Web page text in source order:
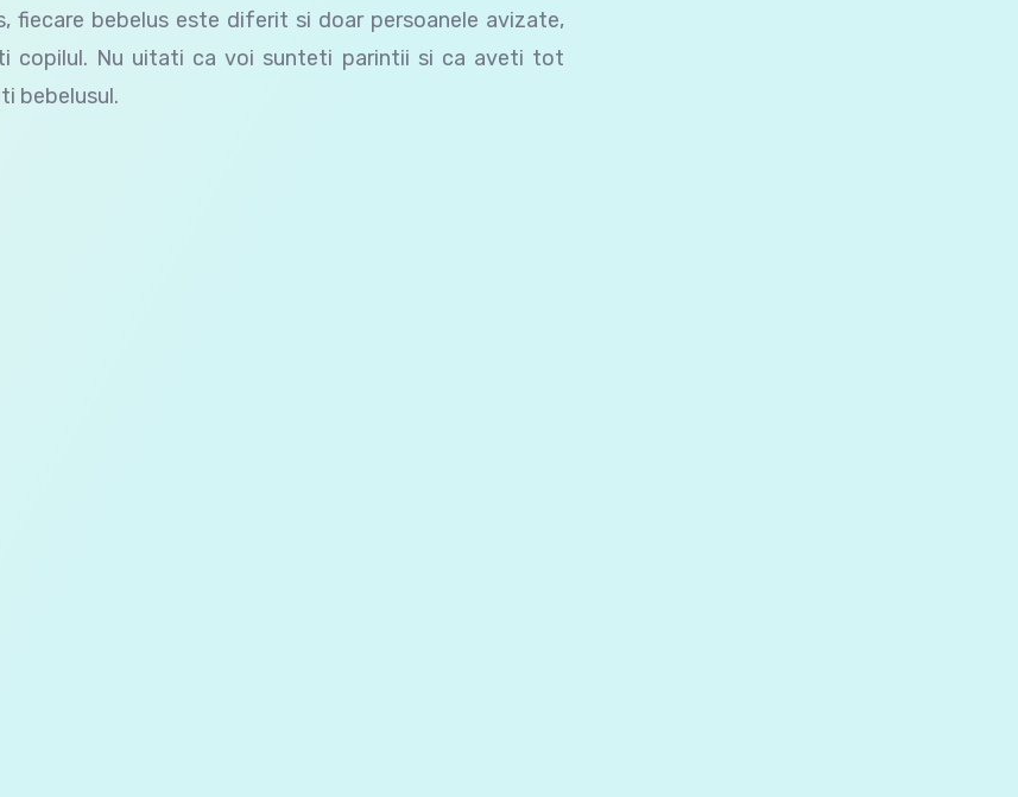
bebelus este diferit si doar persoanele avizate,
copilul. Nu uitati ca voi sunteti parintii si ca aveti tot
bebelusul.